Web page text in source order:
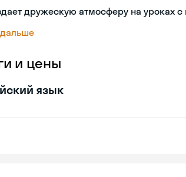
дружескую атмосферу на уроках
и цены
язык